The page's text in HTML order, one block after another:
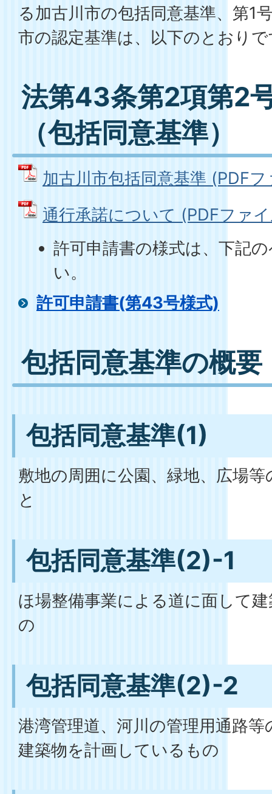
る加古川市の包括同意基準、第1
市の認定基準は、以下のとおり
法第43条第2項第2
（包括同意基準）
加古川市包括同意基準 (PDF
通行承諾について (PDFファ
許可申請書の様式は、下記
い。
許可申請書(第43号様式)
包括同意基準の概要
包括同意基準(1)
敷地の周囲に公園、緑地、広場
と
包括同意基準(2)-1
ほ場整備事業による道に面して
の
包括同意基準(2)-2
港湾管理道、河川の管理用通路
建築物を計画しているもの